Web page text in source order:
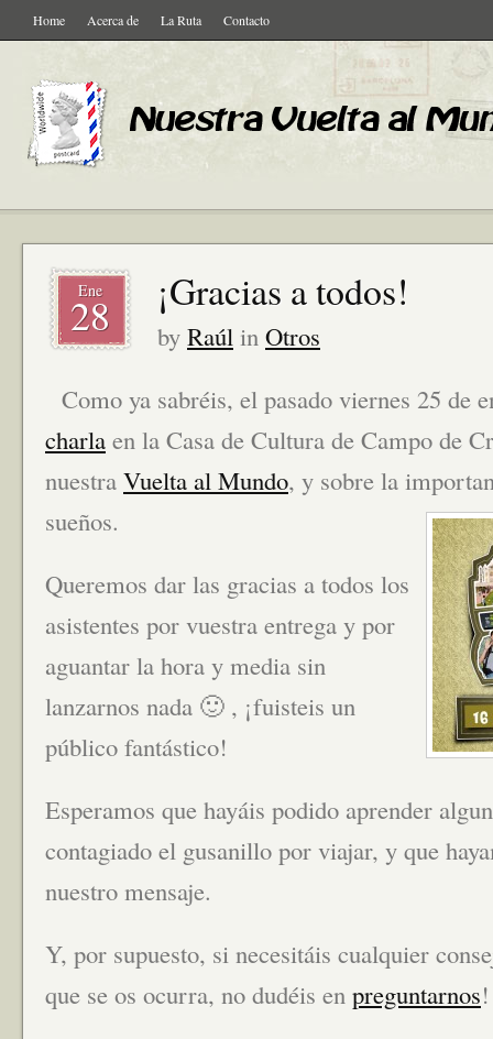
Home Acerca de La Ruta Contacto
Ene
28 ¡Gracias a todos!
by Raúl in Otros
Como ya sabréis, el pasado viernes 25 de
charla en la Casa de Cultura de Campo de
nuestra Vuelta al Mundo, y sobre la
sueños.
Queremos dar las gracias a todos los
asistentes por vuestra entrega y por
aguantar la hora y media sin
lanzarnos nada 🙂 , ¡fuisteis un
público fantástico!
Esperamos que hayáis podido aprender
contagiado el gusanillo por viajar, y que
nuestro mensaje.
Y, por supuesto, si necesitáis cualquier
que se os ocurra, no dudéis en preguntarnos!